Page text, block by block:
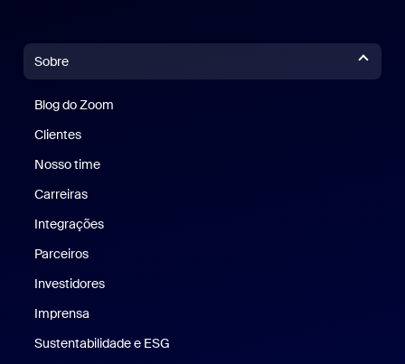
Sobre
Blog do Zoom
Clientes
Nosso time
Carreiras
Integrações
Parceiros
Investidores
Imprensa
Sustentabilidade e ESG